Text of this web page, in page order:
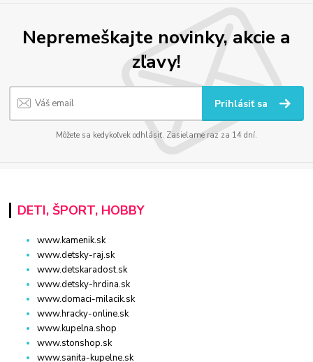
Nepremeškajte novinky, akcie a
zľavy!
Prihlásiť sa
Môžete sa kedykoľvek odhlásiť. Zasielame raz za 14 dní.
DETI, ŠPORT, HOBBY
www.kamenik.sk
www.detsky-raj.sk
www.detskaradost.sk
www.detsky-hrdina.sk
www.domaci-milacik.sk
www.hracky-online.sk
www.kupelna.shop
www.stonshop.sk
www.sanita-kupelne.sk